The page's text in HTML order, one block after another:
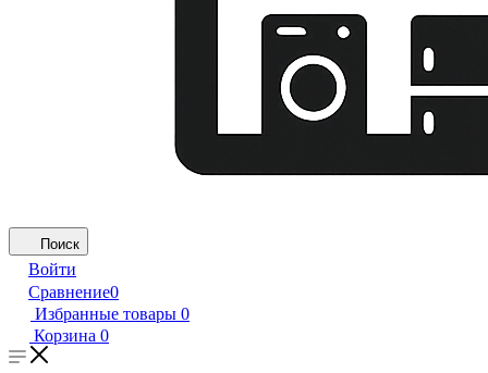
Поиск
Войти
Сравнение0
Избранные товары 0
Корзина 0